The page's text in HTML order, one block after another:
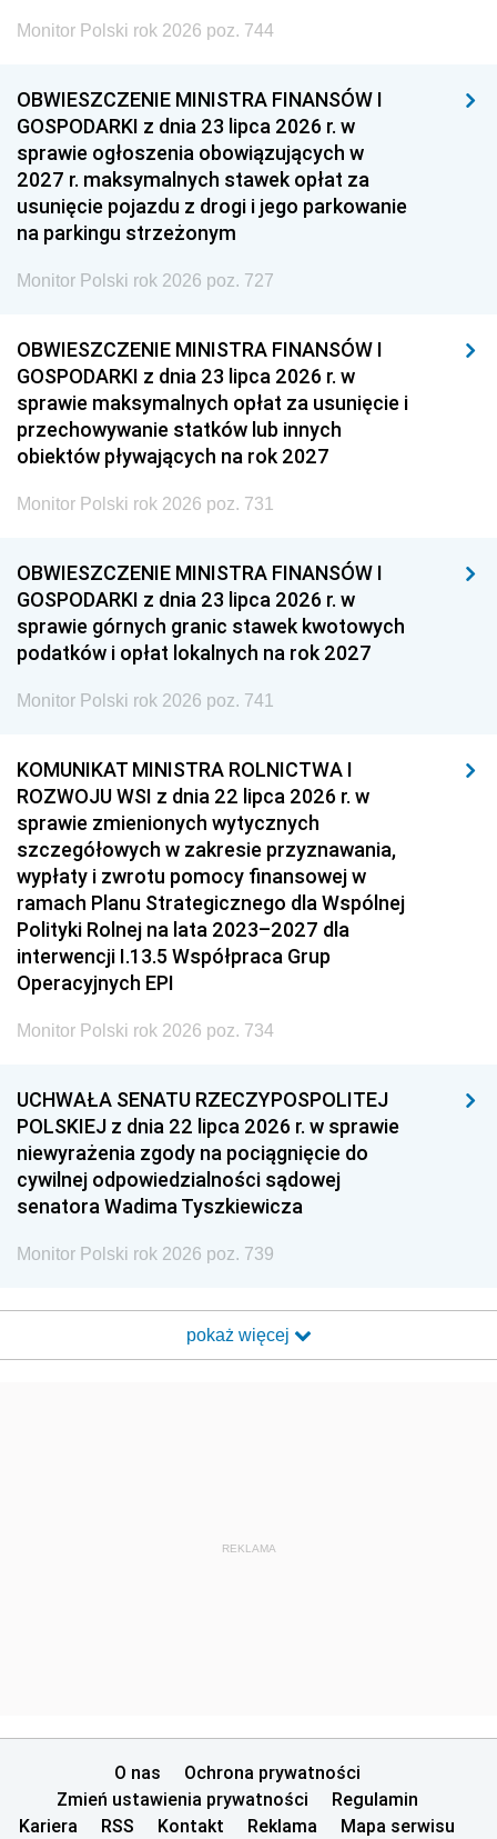
Monitor Polski rok 2026 poz. 744
OBWIESZCZENIE MINISTRA FINANSÓW I
GOSPODARKI z dnia 23 lipca 2026 r. w
sprawie ogłoszenia obowiązujących w
2027 r. maksymalnych stawek opłat za
usunięcie pojazdu z drogi i jego parkowanie
na parkingu strzeżonym
Monitor Polski rok 2026 poz. 727
OBWIESZCZENIE MINISTRA FINANSÓW I
GOSPODARKI z dnia 23 lipca 2026 r. w
sprawie maksymalnych opłat za usunięcie i
przechowywanie statków lub innych
obiektów pływających na rok 2027
Monitor Polski rok 2026 poz. 731
OBWIESZCZENIE MINISTRA FINANSÓW I
GOSPODARKI z dnia 23 lipca 2026 r. w
sprawie górnych granic stawek kwotowych
podatków i opłat lokalnych na rok 2027
Monitor Polski rok 2026 poz. 741
KOMUNIKAT MINISTRA ROLNICTWA I
ROZWOJU WSI z dnia 22 lipca 2026 r. w
sprawie zmienionych wytycznych
szczegółowych w zakresie przyznawania,
wypłaty i zwrotu pomocy finansowej w
ramach Planu Strategicznego dla Wspólnej
Polityki Rolnej na lata 2023–2027 dla
interwencji I.13.5 Współpraca Grup
Operacyjnych EPI
Monitor Polski rok 2026 poz. 734
UCHWAŁA SENATU RZECZYPOSPOLITEJ
POLSKIEJ z dnia 22 lipca 2026 r. w sprawie
niewyrażenia zgody na pociągnięcie do
cywilnej odpowiedzialności sądowej
senatora Wadima Tyszkiewicza
Monitor Polski rok 2026 poz. 739
pokaż więcej
REKLAMA
O nas
Ochrona prywatności
Zmień ustawienia prywatności
Regulamin
Kariera
RSS Kontakt Reklama Mapa serwisu